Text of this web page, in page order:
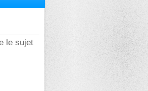
le sujet